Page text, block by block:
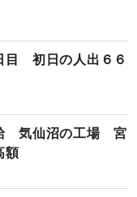
目 初日の人出６６
気仙沼の工場 宮
額